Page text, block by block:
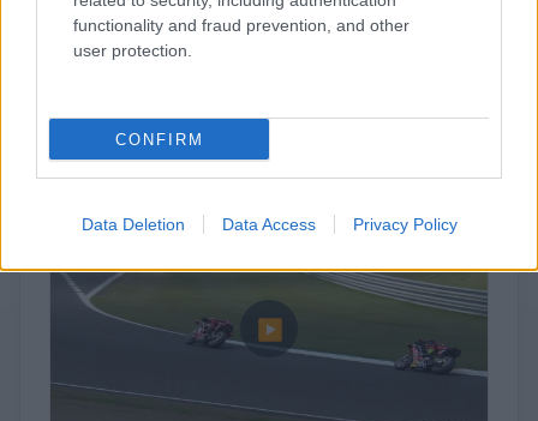
functionality and fraud prevention, and other
user protection.
CONFIRM
Data Deletion Data Access Privacy Policy
🆙 @nbulega is through on @LecuonaIker
for the lead💥#CzechWorldSBK 🇨🇿
▶